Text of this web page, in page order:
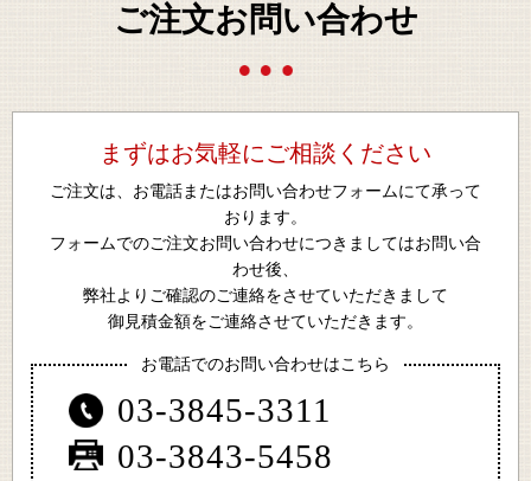
ご注文お問い合わせ
まずはお気軽にご相談ください
ご注文は、お電話またはお問い合わせフォームにて承って
おります。
フォームでのご注文お問い合わせにつきましてはお問い合
わせ後、
弊社よりご確認のご連絡をさせていただきまして
御見積金額をご連絡させていただきます。
お電話でのお問い合わせはこちら
03-3845-3311
03-3843-5458